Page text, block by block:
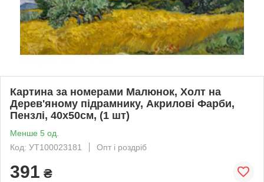
Картина за номерами Малюнок, Холт на
Дерев'яному підрамнику, Акрилові Фарби,
Пензлі, 40х50см, (1 шт)
Менше 5 од.
Код: УТ100023181
Опт і роздріб
391 ₴